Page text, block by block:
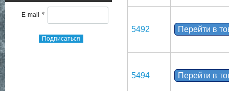
E-mail *
Подписаться
5492 Перейти в
5494 Перейти в